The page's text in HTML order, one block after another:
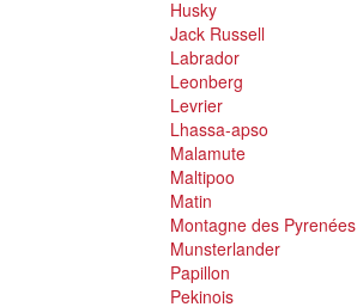
Husky
Jack Russell
Labrador
Leonberg
Levrier
Lhassa-apso
Malamute
Maltipoo
Matin
Montagne des Pyrenées
Munsterlander
Papillon
Pekinois